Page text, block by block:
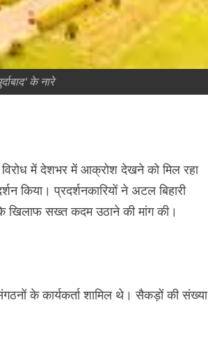
के नारे
में देशभर में आक्रोश देखने को मिल रहा
किया। प्रदर्शनकारियों ने अटल बिहारी
के खिलाफ सख्त कदम उठाने की मांग की।
के कार्यकर्ता शामिल थे। सैकड़ों की संख्या